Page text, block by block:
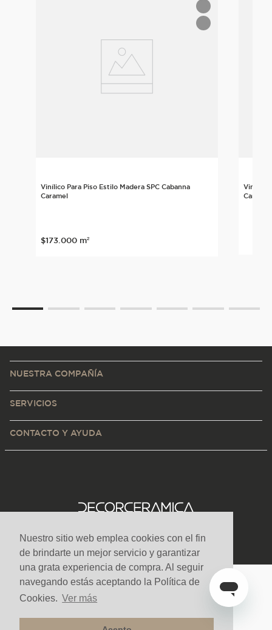
Nuestro sitio web emplea cookies con el fin
de brindarte un mejor servicio y garantizar
una grata experiencia de compra. Al seguir
navegando estás aceptando la Política de
Cookies. Ver más
Vinílico Para Piso Estilo Madera SPC Cabanna
Caramel
$173.000 m²
Vinílico
Caramel
NUESTRA COMPAÑÍA
SERVICIOS
CONTACTO Y AYUDA